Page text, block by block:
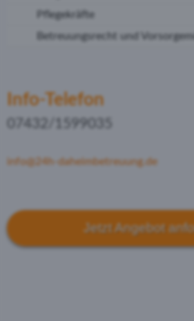
Pflegekräfte
Betreuungsrecht und
Info-Telefon
07432/1599035
info@24h-daheimbetreuung.de
Jetzt Angebot